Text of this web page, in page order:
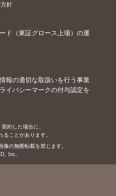
針
ド（東証グロース上場）の運
報の適切な取扱いを行う事業
イバシーマークの付与認定を
約した場合に、
ことがあります。
の無断転載を禁じます。
Inc.